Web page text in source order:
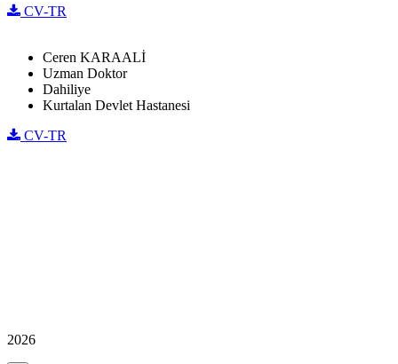
CV-TR
Ceren KARAALİ
Uzman Doktor
Dahiliye
Kurtalan Devlet Hastanesi
CV-TR
2026